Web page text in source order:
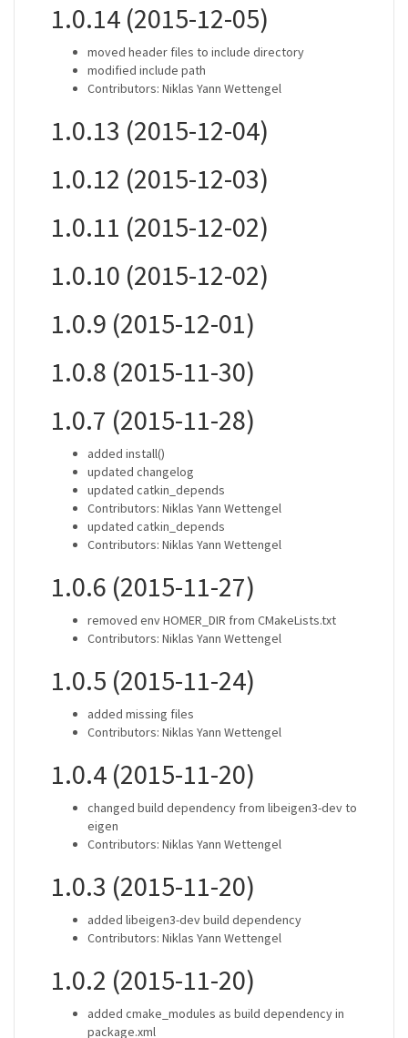
1.0.14 (2015-12-05)
moved header files to include directory
modified include path
Contributors: Niklas Yann Wettengel
1.0.13 (2015-12-04)
1.0.12 (2015-12-03)
1.0.11 (2015-12-02)
1.0.10 (2015-12-02)
1.0.9 (2015-12-01)
1.0.8 (2015-11-30)
1.0.7 (2015-11-28)
added install()
updated changelog
updated catkin_depends
Contributors: Niklas Yann Wettengel
updated catkin_depends
Contributors: Niklas Yann Wettengel
1.0.6 (2015-11-27)
removed env HOMER_DIR from CMakeLists.txt
Contributors: Niklas Yann Wettengel
1.0.5 (2015-11-24)
added missing files
Contributors: Niklas Yann Wettengel
1.0.4 (2015-11-20)
changed build dependency from libeigen3-dev to
eigen
Contributors: Niklas Yann Wettengel
1.0.3 (2015-11-20)
added libeigen3-dev build dependency
Contributors: Niklas Yann Wettengel
1.0.2 (2015-11-20)
added cmake_modules as build dependency in
package.xml